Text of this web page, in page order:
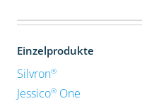
Einzelprodukte
Silvron®
Jessico®One